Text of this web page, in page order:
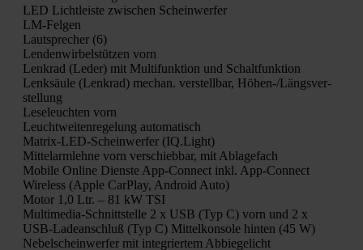
LED Licht­leis­te zwi­schen Schein­wer­fer
LM-Fel­gen
Laut­spre­cher (6)
Len­den­wir­bel­stüt­zen vorn
Lenk­rad (Leder) mit Mul­ti­funk­ti­on und Schalt­funk­ti­on
Lenk­säu­le (Lenk­rad) mechan. ver­stell­bar, Höhen-/Längs­ver­
stel­lung
Lese­leuch­ten vorn
Leucht­wei­ten­re­ge­lung auto­ma­tisch
Matrix-LED-Schein­wer­fer (IQ.Light)
Mit­tel­arm­leh­ne vorn ver­schieb­bar, mit Abla­ge­fach
Mobi­le Online Diens­te App-Con­nect inkl. App-Con­nect
Wire­less (Apple Car­Play, Android Auto)
Motor 1,0 Ltr. – 81 kW TSI
Mul­ti­me­dia-Schnitt­stel­le 2 x USB (Typ C) vorn und 2 x
USB-Lade­an­schluß (Typ C) Mit­tel­kon­so­le hin­ten (45 W)
Nebel­schein­wer­fer mit inte­grier­tem Abbie­ge­licht